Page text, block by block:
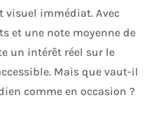
visuel immédiat. Avec
et une note moyenne de
un intérêt réel sur le
Mais que vaut-il
comme en occasion ?